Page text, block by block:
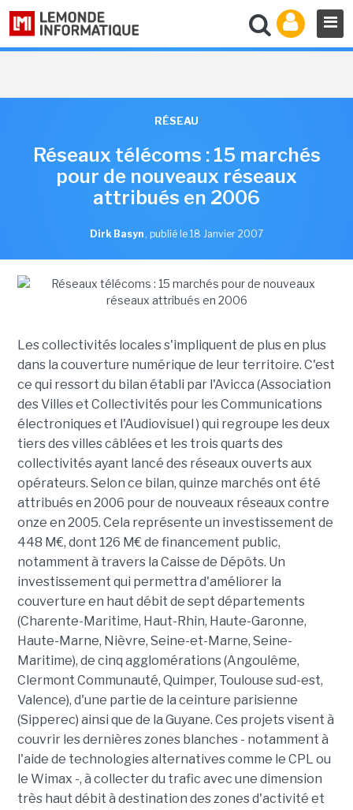
RÉSEAU
Réseaux télécoms : 15 marchés
pour de nouveaux réseaux
attribués en 2006
Dirk Basyn , publié le 18 Janvier 2007
Les collectivités locales s'impliquent de plus en plus
dans la couverture numérique de leur territoire. C'est
ce qui ressort du bilan établi par l'Avicca (Association
des Villes et Collectivités pour les Communications
électroniques et l'Audiovisuel ) qui regroupe les deux
tiers des villes câblées et les trois quarts des
collectivités ayant lancé des réseaux ouverts aux
opérateurs. Selon ce bilan, quinze marchés ont été
attribués en 2006 pour de nouveaux réseaux contre
onze en 2005. Cela représente un investissement de
448 M€, dont 126 M€ de financement public,
notamment à travers la Caisse de Dépôts. Un
investissement qui permettra d'améliorer la
couverture en haut débit de sept départements
(Charente-Maritime, Haut-Rhin, Haute-Garonne,
Haute-Marne, Nièvre, Seine-et-Marne, Seine-
Maritime), de cinq agglomérations (Angoulême,
Clermont Communauté, Quimper, Toulouse sud-est,
Valence), d'une partie de la ceinture parisienne
(Sipperec) ainsi que de la Guyane. Ces projets visent à
couvrir les dernières zones blanches - notamment à
l'aide de technologies alternatives comme le CPL ou
le Wimax -, à collecter du trafic avec une dimension
très haut débit à destination des zones d'activité et